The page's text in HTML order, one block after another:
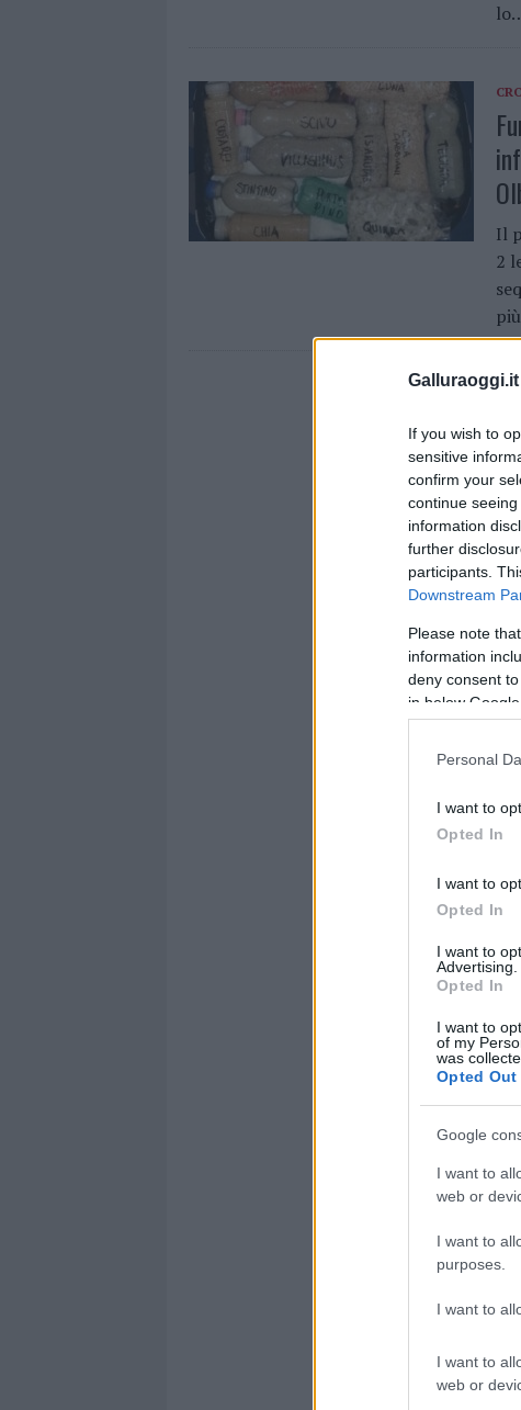
Galluraoggi.it
If you wish to
sensitive
confirm your
continue
information
further
participants.
Downstream
Please note
information
deny consent
in below
Personal
I want to
Opted In
I want to
Opted In
I want to
Advertising.
Opted In
I want to
of my
was
Opted Out
Google
I want to
web or
I want to
purposes.
I want to
I want to
web or
Il
2